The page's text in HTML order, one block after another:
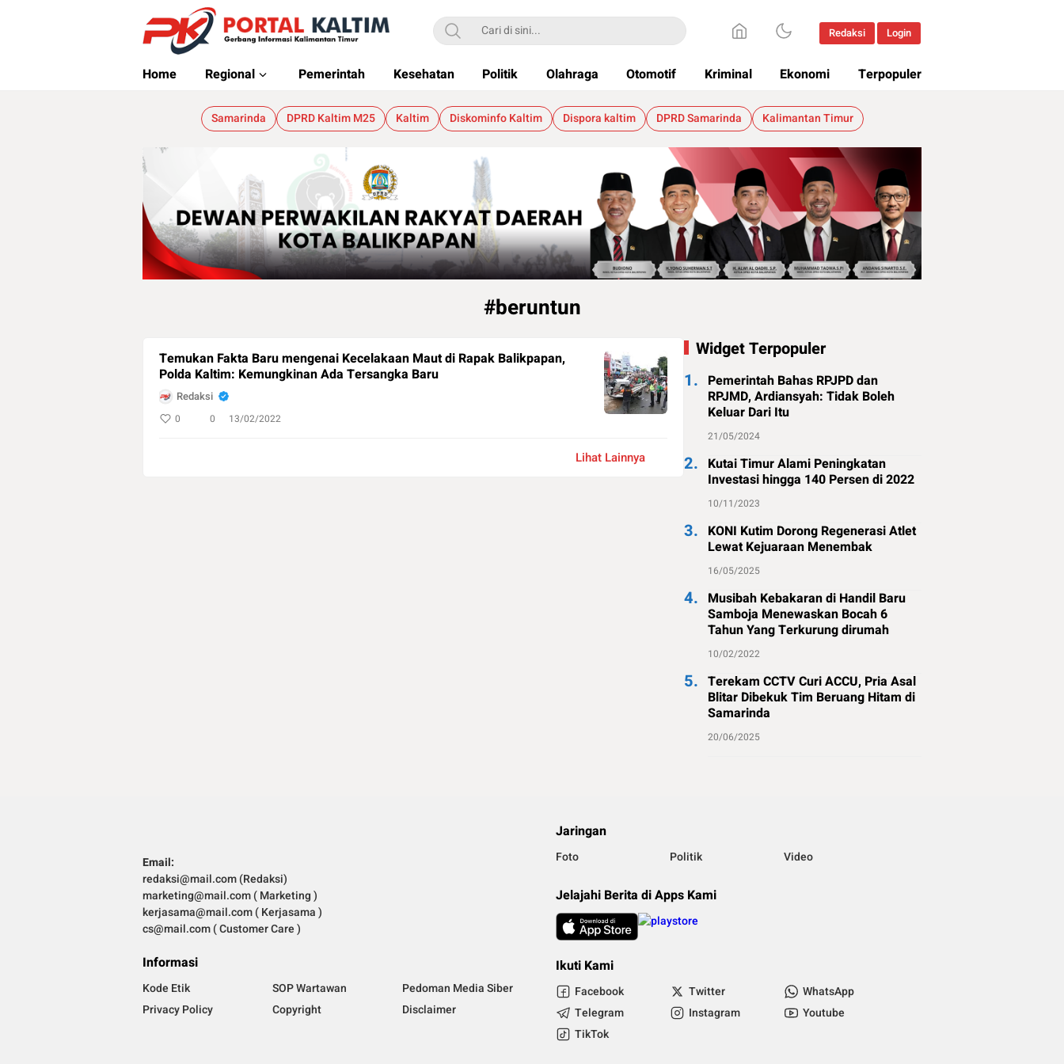
Portalkaltim.com
Berita Kaltim Terkini
Redaksi Login
Home Regional Pemerintah Kesehatan Politik Olahraga Otomotif Kriminal Ekonomi Terpopuler
Samarinda DPRD Kaltim M25 Kaltim Diskominfo Kaltim Dispora kaltim DPRD Samarinda Kalimantan Timur
#beruntun
Temukan Fakta Baru mengenai Kecelakaan Maut di Rapak Balikpapan,
Polda Kaltim: Kemungkinan Ada Tersangka Baru
Redaksi
0 0 13/02/2022
Lihat Lainnya
Widget Terpopuler
1. Pemerintah Bahas RPJPD dan
RPJMD, Ardiansyah: Tidak Boleh
Keluar Dari Itu
21/05/2024
2. Kutai Timur Alami Peningkatan
Investasi hingga 140 Persen di 2022
10/11/2023
3. KONI Kutim Dorong Regenerasi Atlet
Lewat Kejuaraan Menembak
16/05/2025
4. Musibah Kebakaran di Handil Baru
Samboja Menewaskan Bocah 6
Tahun Yang Terkurung dirumah
10/02/2022
5. Terekam CCTV Curi ACCU, Pria Asal
Blitar Dibekuk Tim Beruang Hitam di
Samarinda
20/06/2025
Email:
redaksi@mail.com (Redaksi)
marketing@mail.com ( Marketing )
kerjasama@mail.com ( Kerjasama )
cs@mail.com ( Customer Care )
Informasi
Kode Etik SOP Wartawan
Pedoman Media Siber
Privacy Policy
Copyright Disclaimer
Jaringan
Foto Politik Video
Jelajahi Berita di Apps Kami
Ikuti Kami
Facebook Twitter
WhatsApp
Telegram
Instagram
Youtube
TikTok